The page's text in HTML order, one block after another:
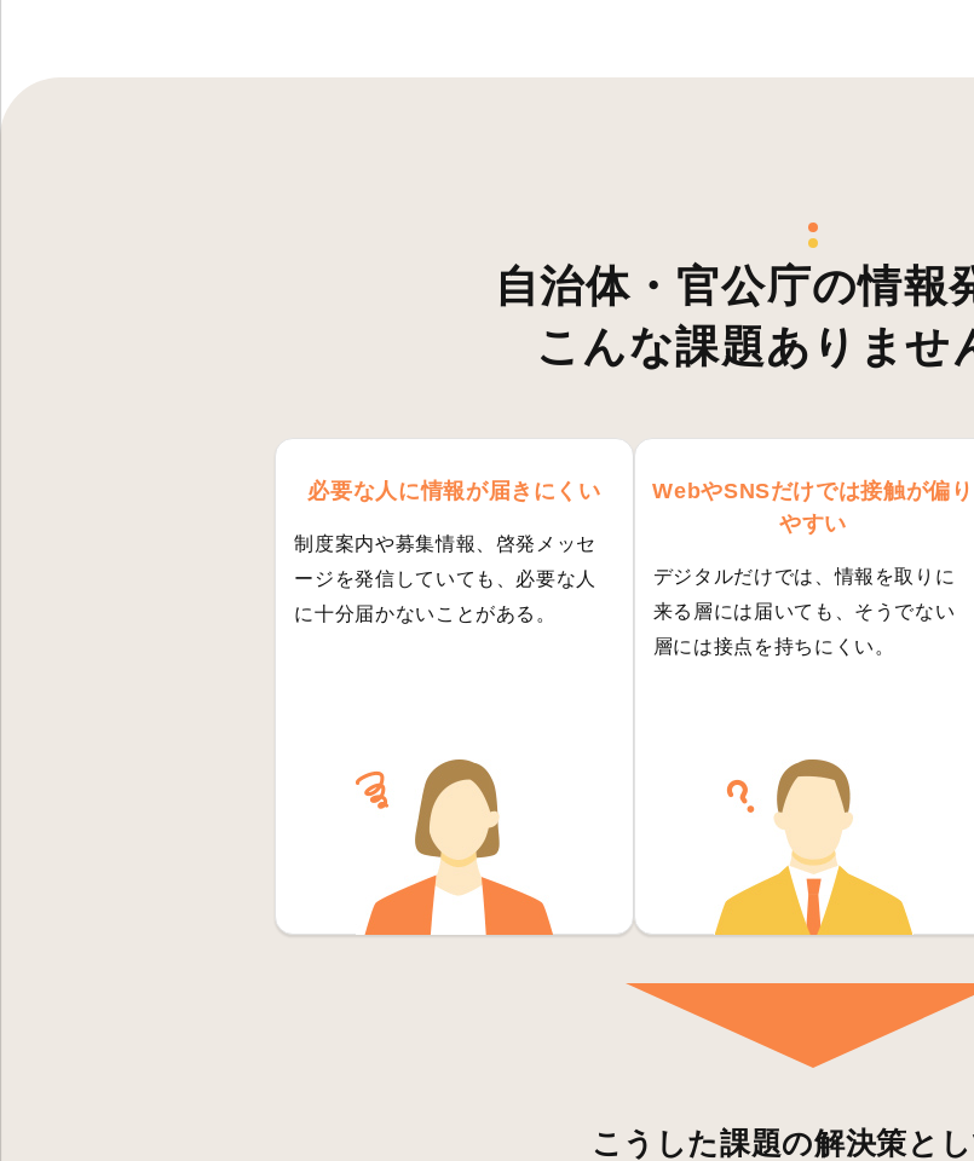
自治体・官公庁の情報
こんな課題ありませ
必要な人に情報が届きにくい
制度案内や募集情報、啓発メッセ
ージを発信していても、必要な人
に十分届かないことがある。
WebやSNSだけでは接触が偏り
やすい
デジタルだけでは、情報を取りに
来る層には届いても、そうでない
層には接点を持ちにくい。
こうした課題の解決策とし